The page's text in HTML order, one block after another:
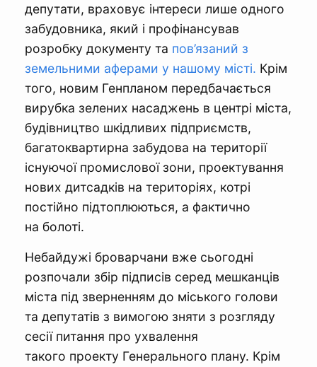
депутати, враховує інтереси лише одного
забудовника, який і профінансував
розробку документу та пов’язаний з
земельними аферами у нашому місті. Крім
того, новим Генпланом передбачається
вирубка зелених насаджень в центрі міста,
будівництво шкідливих підприємств,
багатоквартирна забудова на території
існуючої промислової зони, проектування
нових дитсадків на територіях, котрі
постійно підтоплюються, а фактично
на болоті.
Небайдужі броварчани вже сьогодні
розпочали збір підписів серед мешканців
міста під зверненням до міського голови
та депутатів з вимогою зняти з розгляду
сесії питання про ухвалення
такого проекту Генерального плану. Крім